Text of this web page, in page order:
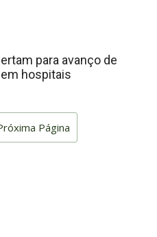
para avanço de
hospitais
Página